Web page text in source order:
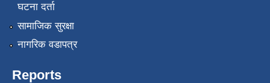
घटना दर्ता
सामाजिक सुरक्षा
नागरिक वडापत्र
Reports